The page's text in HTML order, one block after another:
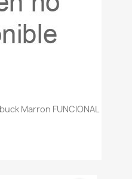
Marron FUNCIONAL